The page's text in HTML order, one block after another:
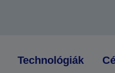
Technológiák